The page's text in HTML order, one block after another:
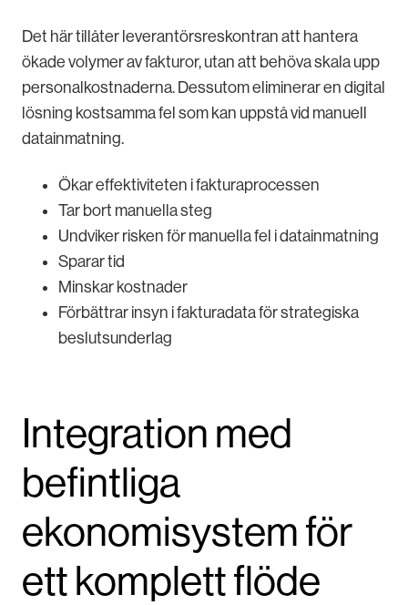
Det här tillåter leverantörsreskontran att hantera
ökade volymer av fakturor, utan att behöva skala upp
personalkostnaderna. Dessutom eliminerar en digital
lösning kostsamma fel som kan uppstå vid manuell
datainmatning.
Ökar effektiviteten i fakturaprocessen
Tar bort manuella steg
Undviker risken för manuella fel i datainmatning
Sparar tid
Minskar kostnader
Förbättrar insyn i fakturadata för strategiska
beslutsunderlag
Integration med
befintliga
ekonomisystem för
ett komplett flöde